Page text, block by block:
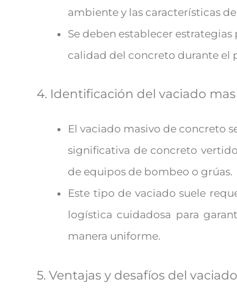
ambiente y las características
Se deben establecer
calidad del concreto durante el
4. Identificación del vaciado
El vaciado masivo de concreto
significativa de concreto
de equipos de bombeo o grúas.
Este tipo de vaciado suele
logística cuidadosa para
manera uniforme.
5. Ventajas y desafíos del